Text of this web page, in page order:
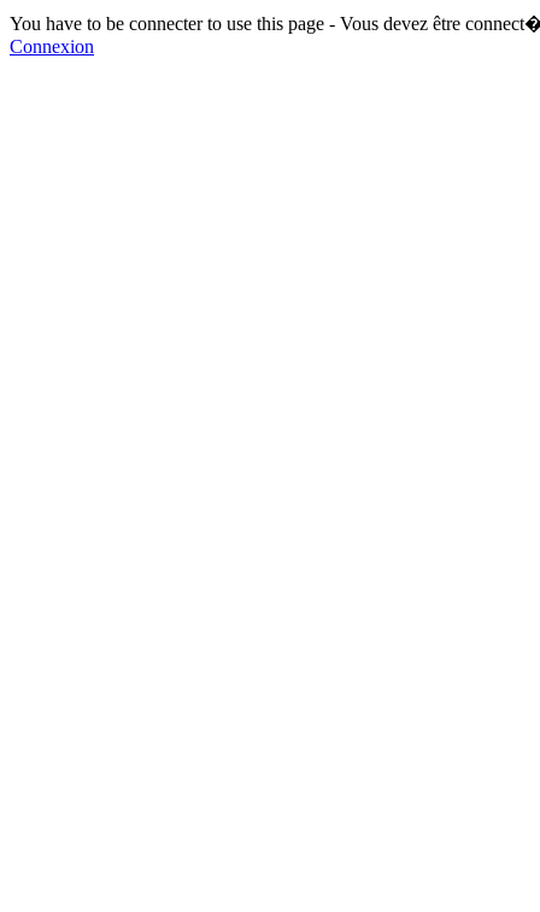
You have to be connecter to use this page - Vous devez être
Connexion